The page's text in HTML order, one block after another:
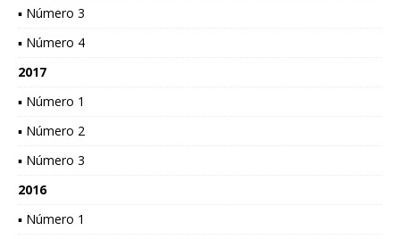
▪ Número 3
▪ Número 4
2017
▪ Número 1
▪ Número 2
▪ Número 3
2016
▪ Número 1